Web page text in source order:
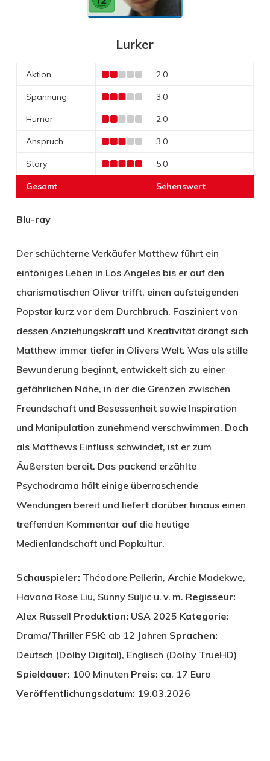
Lurker
Aktion 2,0
Spannung 3,0
Humor 2,0
Anspruch 3,0
Story 5,0
Gesamt Sehenswert
Blu-ray
Der schüchterne Verkäufer Matthew führt ein
eintöniges Leben in Los Angeles bis er auf den
charismatischen Oliver trifft, einen aufsteigenden
Popstar kurz vor dem Durchbruch. Fasziniert von
dessen Anziehungskraft und Kreativität drängt sich
Matthew immer tiefer in Olivers Welt. Was als stille
Bewunderung beginnt, entwickelt sich zu einer
gefährlichen Nähe, in der die Grenzen zwischen
Freundschaft und Besessenheit sowie Inspiration
und Manipulation zunehmend verschwimmen. Doch
als Matthews Einfluss schwindet, ist er zum
Äußersten bereit. Das packend erzählte
Psychodrama hält einige überraschende
Wendungen bereit und liefert darüber hinaus einen
treffenden Kommentar auf die heutige
Medienlandschaft und Popkultur.
Schauspieler: Théodore Pellerin, Archie Madekwe,
Havana Rose Liu, Sunny Suljic u. v. m. Regisseur:
Alex Russell Produktion: USA 2025 Kategorie:
Drama/Thriller FSK: ab 12 Jahren Sprachen:
Deutsch (Dolby Digital), Englisch (Dolby TrueHD)
Spieldauer: 100 Minuten Preis: ca. 17 Euro
Veröffentlichungsdatum: 19.03.2026